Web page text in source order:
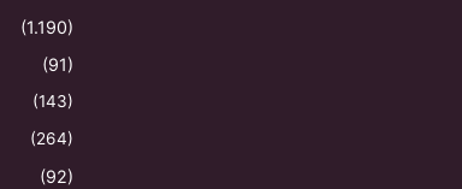
(1.190)
(91)
(143)
(264)
(92)